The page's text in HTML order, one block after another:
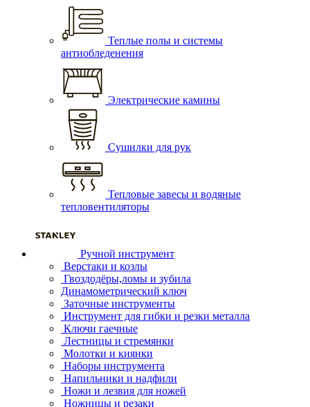
Теплые полы и системы
антиобледенения
Электрические камины
Сушилки для рук
Тепловые завесы и водяные
тепловентиляторы
Ручной инструмент
Верстаки и козлы
Гвоздодёры,ломы и зубила
Динамометрический ключ
Заточные инструменты
Инструмент для гибки и резки металла
Ключи гаечные
Лестницы и стремянки
Молотки и киянки
Наборы инструмента
Напильники и надфили
Ножи и лезвия для ножей
Ножницы и резаки